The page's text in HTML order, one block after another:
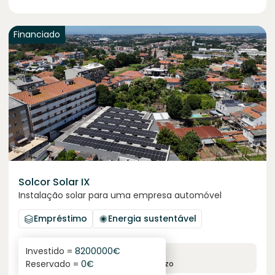
Financiado
Solcor Solar IX
Instalação solar para uma empresa automóvel
Empréstimo
Energia sustentável
6.1%
juro anual prazo
Investido = 8200000€
Reservado = 0€